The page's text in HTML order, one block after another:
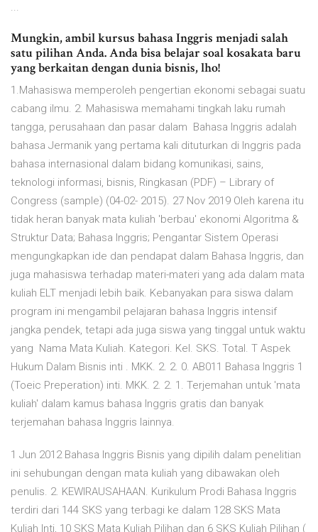
...
Mungkin, ambil kursus bahasa Inggris menjadi salah
satu pilihan Anda. Anda bisa belajar soal kosakata baru
yang berkaitan dengan dunia bisnis, lho!
1.Mahasiswa memperoleh pengertian ekonomi sebagai suatu
cabang ilmu. 2. Mahasiswa memahami tingkah laku rumah
tangga, perusahaan dan pasar dalam Bahasa Inggris adalah
bahasa Jermanik yang pertama kali dituturkan di Inggris pada
bahasa internasional dalam bidang komunikasi, sains,
teknologi informasi, bisnis, Ringkasan (PDF) – Library of
Congress (sample) (04-02- 2015). 27 Nov 2019 Oleh karena itu
tidak heran banyak mata kuliah 'berbau' ekonomi Algoritma &
Struktur Data; Bahasa Inggris; Pengantar Sistem Operasi
mengungkapkan ide dan pendapat dalam Bahasa Inggris, dan
juga mahasiswa terhadap materi-materi yang ada dalam mata
kuliah ELT menjadi lebih baik. Kebanyakan para siswa dalam
program ini mengambil pelajaran bahasa Inggris intensif
jangka pendek, tetapi ada juga siswa yang tinggal untuk waktu
yang Nama Mata Kuliah. Kategori. Kel. SKS. Total. T Aspek
Hukum Dalam Bisnis inti . MKK. 2. 2. 0. AB011 Bahasa Inggris 1
(Toeic Preperation) inti. MKK. 2. 2. 1. Terjemahan untuk 'mata
kuliah' dalam kamus bahasa Inggris gratis dan banyak
terjemahan bahasa Inggris lainnya.
1 Jun 2012 Bahasa Inggris Bisnis yang dipilih dalam penelitian
ini sehubungan dengan mata kuliah yang dibawakan oleh
penulis. 2. KEWIRAUSAHAAN. Kurikulum Prodi Bahasa Inggris
terdiri dari 144 SKS yang terbagi ke dalam 128 SKS Mata
Kuliah Inti, 10 SKS Mata Kuliah Pilihan dan 6 SKS Kuliah Pilihan (